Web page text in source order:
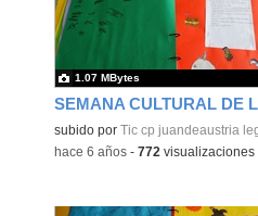
subido por Tic cp juandeaustria
1.07 MBytes
-hace 6 años- 772 visualizaciones